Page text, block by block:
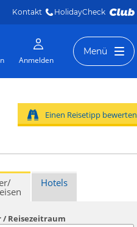
Kontakt HolidayCheck
Anmelden
Menü
Einen Reisetipp bewerten
Hotels
/ Reisezeitraum